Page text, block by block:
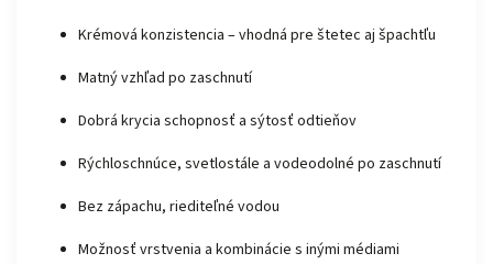
Krémová konzistencia – vhodná pre štetec aj špachtľu
Matný vzhľad po zaschnutí
Dobrá krycia schopnosť a sýtosť odtieňov
Rýchloschnúce, svetlostále a vodeodolné po zaschnutí
Bez zápachu, riediteľné vodou
Možnosť vrstvenia a kombinácie s inými médiami